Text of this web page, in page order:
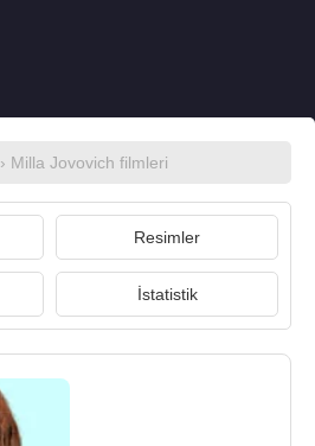
› Milla Jovovich filmleri
Resimler
İstatistik